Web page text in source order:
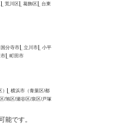
荒川区 葛飾区
台東
国分寺市 立川市
小平
市 町田市
横浜市（青葉区/都
/旭区/瀬谷区/泉区/戸塚
能です。